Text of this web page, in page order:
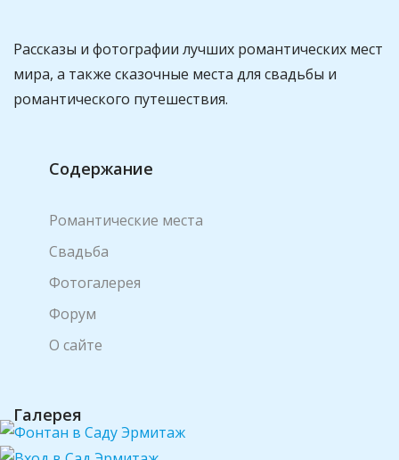
Рассказы и фотографии лучших романтических мест
мира, а также сказочные места для свадьбы и
романтического путешествия.
Содержание
Романтические места
Свадьба
Фотогалерея
Форум
О сайте
Галерея